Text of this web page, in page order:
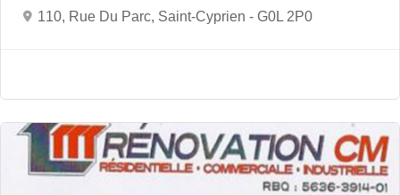
110, Rue Du Parc, Saint-Cyprien - G0L 2P0